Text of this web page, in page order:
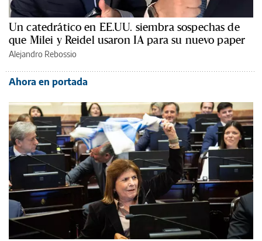
Un catedrático en EE.UU. siembra sospechas de
que Milei y Reidel usaron IA para su nuevo paper
Alejandro Rebossio
Ahora en portada